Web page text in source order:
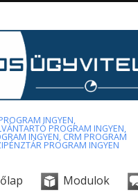
INGYEN,
PROGRAM INGYEN,
INGYEN, CRM PROGRAM
PROGRAM INGYEN
Modulok